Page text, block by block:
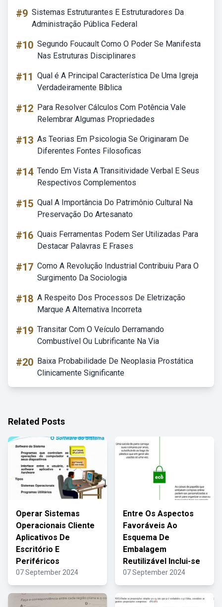
#9 Sistemas Estruturantes E Estruturadores Da
Administração Pública Federal
#10 Segundo Foucault Como O Poder Se Manifesta
Nas Estruturas Disciplinares
#11 Qual é A Principal Característica De Uma Igreja
Verdadeiramente Bíblica
#12 Para Resolver Cálculos Com Potência Vale
Relembrar Algumas Propriedades
#13 As Teorias Em Psicologia Se Originaram De
Diferentes Fontes Filosoficas
#14 Tendo Em Vista A Transitividade Verbal E Seus
Respectivos Complementos
#15 Qual A Importância Do Patrimônio Cultural Na
Preservação Do Artesanato
#16 Quais Ferramentas Podem Ser Utilizadas Para
Destacar Palavras E Frases
#17 Como A Revolução Industrial Contribuiu Para O
Surgimento Da Sociologia
#18 A Respeito Dos Processos De Eletrização
Marque A Alternativa Incorreta
#19 Transitar Com O Veículo Derramando
Combustível Ou Lubrificante Na Via
#20 Baixa Probabilidade De Neoplasia Prostática
Clinicamente Significante
Related Posts
Operar Sistemas
Operacionais Cliente
Aplicativos De
Escritório E
Periféricos
07 September 2024
Entre Os Aspectos
Favoráveis Ao
Esquema De
Embalagem
Reutilizável Inclui-se
07 September 2024